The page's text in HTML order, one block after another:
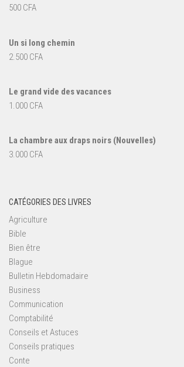
500 CFA
Un si long chemin
2.500 CFA
Le grand vide des vacances
1.000 CFA
La chambre aux draps noirs (Nouvelles)
3.000 CFA
CATÉGORIES DES LIVRES
Agriculture
Bible
Bien être
Blague
Bulletin Hebdomadaire
Business
Communication
Comptabilité
Conseils et Astuces
Conseils pratiques
Conte